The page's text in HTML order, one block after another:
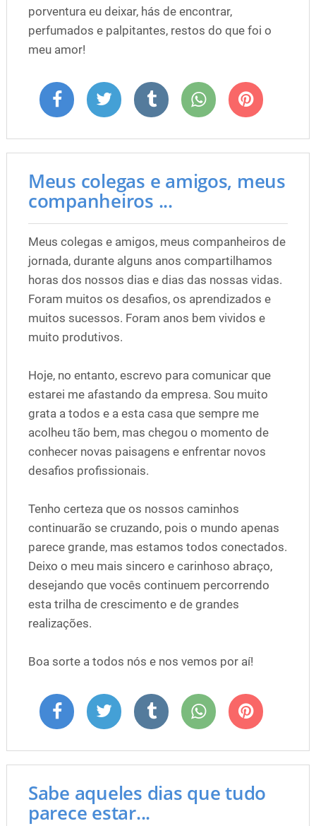
porventura eu deixar, hás de encontrar,
perfumados e palpitantes, restos do que foi o
meu amor!
Meus colegas e amigos, meus
companheiros ...
Meus colegas e amigos, meus companheiros de
jornada, durante alguns anos compartilhamos
horas dos nossos dias e dias das nossas vidas.
Foram muitos os desafios, os aprendizados e
muitos sucessos. Foram anos bem vividos e
muito produtivos.
Hoje, no entanto, escrevo para comunicar que
estarei me afastando da empresa. Sou muito
grata a todos e a esta casa que sempre me
acolheu tão bem, mas chegou o momento de
conhecer novas paisagens e enfrentar novos
desafios profissionais.
Tenho certeza que os nossos caminhos
continuarão se cruzando, pois o mundo apenas
parece grande, mas estamos todos conectados.
Deixo o meu mais sincero e carinhoso abraço,
desejando que vocês continuem percorrendo
esta trilha de crescimento e de grandes
realizações.
Boa sorte a todos nós e nos vemos por aí!
Sabe aqueles dias que tudo
parece estar...